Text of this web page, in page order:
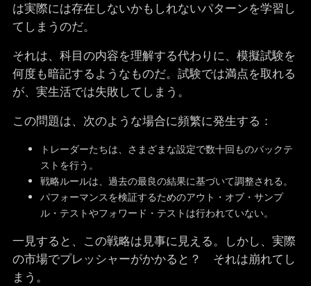
は実際には存在しないかもしれないパターンを学習し
てしまうのだ。
それは、科目の内容を理解する代わりに、模擬試験を
何度も暗記するようなものだ。試験では満点を取れる
が、実生活では失敗してしまう。
この問題は、次のような場合に頻繁に発生する：
トレーダーたちは、さまざまな設定で数十回ものバックテ
ストを行う。
戦略ルールは、過去の最良の結果に基づいて調整される。
パフォーマンスを検証するためのアウト・オブ・サンプ
ル・テストやフォワード・テストは行われていない。
一見すると、この戦略は見事に見える。しかし、実際
の市場でプレッシャーがかかると？ それは崩れてし
まう。